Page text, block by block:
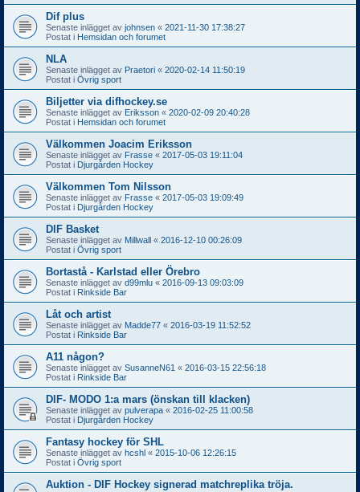
Dif plus
Senaste inlägget av johnsen « 2021-11-30 17:38:27
Postat i Hemsidan och forumet
NLA
Senaste inlägget av Praetori « 2020-02-14 11:50:19
Postat i Övrig sport
Biljetter via difhockey.se
Senaste inlägget av Eriksson « 2020-02-09 20:40:28
Postat i Hemsidan och forumet
Välkommen Joacim Eriksson
Senaste inlägget av Frasse « 2017-05-03 19:11:04
Postat i Djurgården Hockey
Välkommen Tom Nilsson
Senaste inlägget av Frasse « 2017-05-03 19:09:49
Postat i Djurgården Hockey
DIF Basket
Senaste inlägget av Millwall « 2016-12-10 00:26:09
Postat i Övrig sport
Bortastå - Karlstad eller Örebro
Senaste inlägget av d99mlu « 2016-09-13 09:03:09
Postat i Rinkside Bar
Låt och artist
Senaste inlägget av Madde77 « 2016-03-19 11:52:52
Postat i Rinkside Bar
A11 någon?
Senaste inlägget av SusanneN61 « 2016-03-15 22:56:18
Postat i Rinkside Bar
DIF- MODO 1:a mars (önskan till klacken)
Senaste inlägget av pulverapa « 2016-02-25 11:00:58
Postat i Djurgården Hockey
Fantasy hockey för SHL
Senaste inlägget av hcshl « 2015-10-06 12:26:15
Postat i Övrig sport
Auktion - DIF Hockey signerad matchreplika tröja.